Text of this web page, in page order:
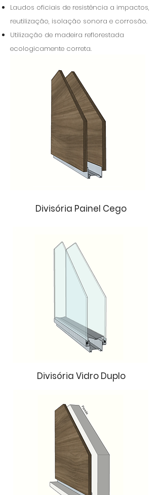
Laudos oficiais de resistência a impactos,
reutilização, isolação sonora e corrosão.
Utilização de madeira reflorestada
ecologicamente correta.
Divisória Vidro Duplo
Divisória Painel Cego